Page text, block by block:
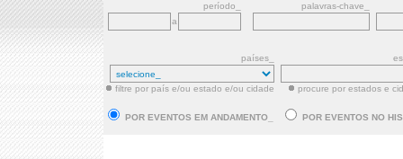
período_
palavras-chave_
a
países_
filtre por país e/ou estado e/ou cidade procure por estados e
POR EVENTOS EM ANDAMENTO_ POR EVENTOS NO